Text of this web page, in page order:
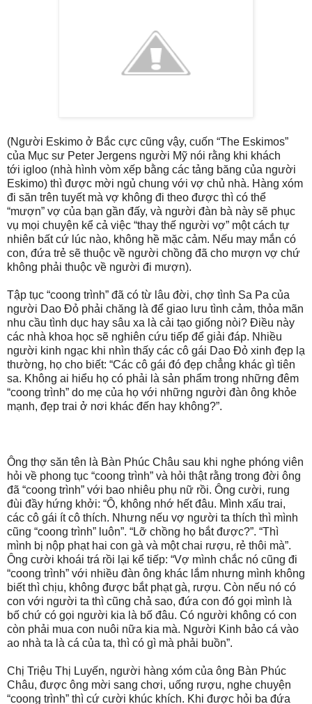
(Người Eskimo ở Bắc cực cũng vậy, cuốn “The Eskimos”
của Mục sư Peter Jergens người Mỹ nói rằng khi khách
tới igloo (nhà hình vòm xếp bằng các tảng băng của người
Eskimo) thì được mời ngủ chung với vợ chủ nhà. Hàng xóm
đi săn trên tuyết mà vợ không đi theo được thì có thể
“mượn” vợ của bạn gần đấy, và người đàn bà này sẽ phục
vụ mọi chuyện kể cả việc “thay thế người vợ” một cách tự
nhiên bất cứ lúc nào, không hề mặc cảm. Nếu may mắn có
con, đứa trẻ sẽ thuộc về người chồng đã cho mượn vợ chứ
không phải thuộc về người đi mượn).
Tập tục “coong trình” đã có từ lâu đời, chợ tình Sa Pa của
người Dao Đỏ phải chăng là để giao lưu tình cảm, thỏa mãn
nhu cầu tình dục hay sâu xa là cải tạo giống nòi? Điều này
các nhà khoa học sẽ nghiên cứu tiếp để giải đáp. Nhiều
người kinh ngạc khi nhìn thấy các cô gái Dao Đỏ xinh đẹp lạ
thường, họ cho biết: “Các cô gái đó đẹp chẳng khác gì tiên
sa. Không ai hiểu họ có phải là sản phẩm trong những đêm
“coong trình” do mẹ của họ với những người đàn ông khỏe
mạnh, đẹp trai ở nơi khác đến hay không?”.
Ông thợ săn tên là Bàn Phúc Châu sau khi nghe phóng viên
hỏi về phong tục “coong trình” và hỏi thật rằng trong đời ông
đã “coong trình” với bao nhiêu phụ nữ rồi. Ông cười, rung
đùi đầy hứng khởi: “Ô, không nhớ hết đâu. Mình xấu trai,
các cô gái ít cô thích. Nhưng nếu vợ người ta thích thì mình
cũng “coong trình” luôn”. “Lỡ chồng họ bắt được?”. “Thì
mình bị nộp phạt hai con gà và một chai rượu, rẻ thôi mà”.
Ông cười khoái trá rồi lại kể tiếp: “Vợ mình chắc nó cũng đi
“coong trình” với nhiều đàn ông khác lắm nhưng mình không
biết thì chịu, không được bắt phạt gà, rượu. Còn nếu nó có
con với người ta thì cũng chả sao, đứa con đó gọi mình là
bố chứ có gọi người kia là bố đâu. Có người không có con
còn phải mua con nuôi nữa kia mà. Người Kinh bảo cá vào
ao nhà ta là cá của ta, thì có gì mà phải buồn”.
Chị Triệu Thị Luyến, người hàng xóm của ông Bàn Phúc
Châu, được ông mời sang chơi, uống rượu, nghe chuyện
“coong trình” thì cứ cười khúc khích. Khi được hỏi ba đứa